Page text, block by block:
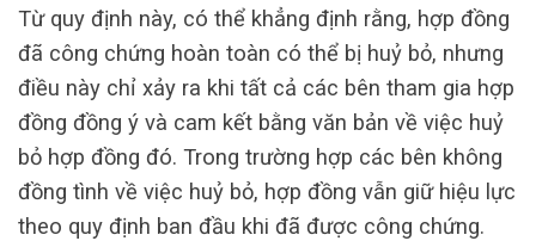
Từ quy định này, có thể khẳng định rằng, hợp đồng
đã công chứng hoàn toàn có thể bị huỷ bỏ, nhưng
điều này chỉ xảy ra khi tất cả các bên tham gia hợp
đồng đồng ý và cam kết bằng văn bản về việc huỷ
bỏ hợp đồng đó. Trong trường hợp các bên không
đồng tình về việc huỷ bỏ, hợp đồng vẫn giữ hiệu lực
theo quy định ban đầu khi đã được công chứng.